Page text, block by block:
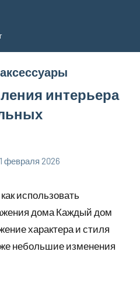
интерьера
1 февраля 2026
использовать
дома Каждый дом
характера и стиля
небольшие изменения